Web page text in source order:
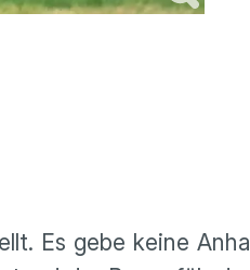
Es gebe keine